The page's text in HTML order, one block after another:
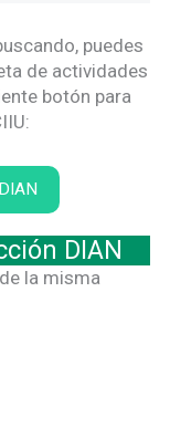
puedes
de actividades
botón para
DIAN
la misma